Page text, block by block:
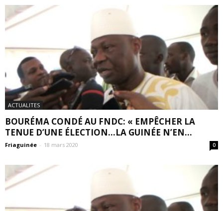
ACTUALITES
BOURÉMA CONDÉ AU FNDC: « EMPÊCHER LA
TENUE D’UNE ÉLECTION…LA GUINÉE N’EN...
Friaguinée - 18 mars 2020 0